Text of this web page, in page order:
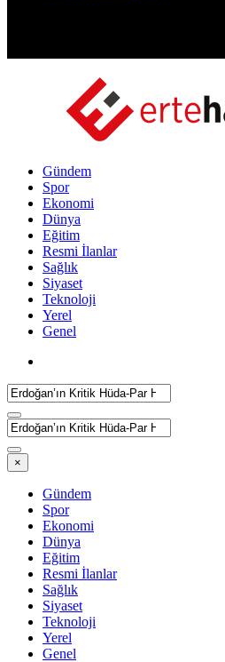
Gündem
Spor
Ekonomi
Dünya
Eğitim
Resmi İlanlar
Sağlık
Siyaset
Teknoloji
Yerel
Genel
×
Gündem
Spor
Ekonomi
Dünya
Eğitim
Resmi İlanlar
Sağlık
Siyaset
Teknoloji
Yerel
Genel